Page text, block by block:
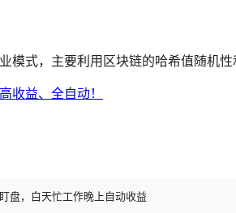
模式，主要利用区块链的哈希值随机
盘，白天忙工作晚上自动收益